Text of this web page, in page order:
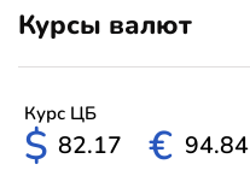
Курсы валют
Курс ЦБ
$ 82.17 € 94.84